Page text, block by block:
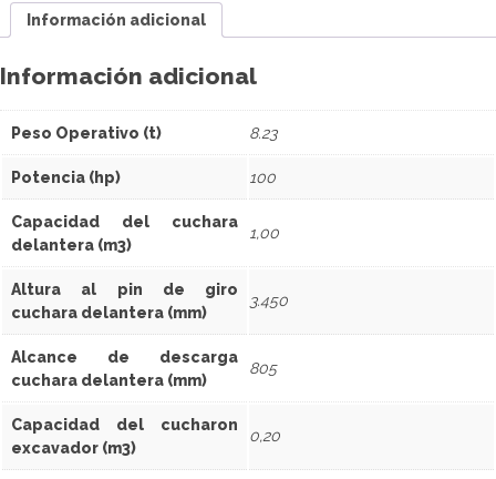
Información adicional
Información adicional
Peso Operativo (t) 8.23
Potencia (hp) 100
Capacidad del cuchara
delantera (m3)
1,00
Altura al pin de giro
cuchara delantera (mm)
3.450
Alcance de descarga
cuchara delantera (mm)
805
Capacidad del cucharon
excavador (m3)
0,20